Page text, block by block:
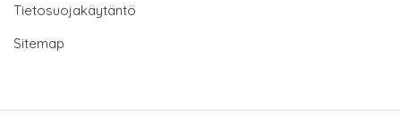
Tietosuojakäytäntö
Sitemap